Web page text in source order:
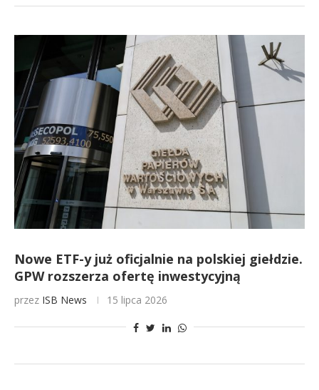
Nowe ETF-y już oficjalnie na polskiej giełdzie.
GPW rozszerza ofertę inwestycyjną
przez ISB News 15 lipca 2026